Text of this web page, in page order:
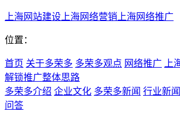
上海网站建设 上海网络营销 上海网络推广
位置：
首页 关于多荣多 多荣多观点 网络推广
上
解锁推广整体思路
多荣多介绍 企业文化 多荣多新闻 行业新闻
问答